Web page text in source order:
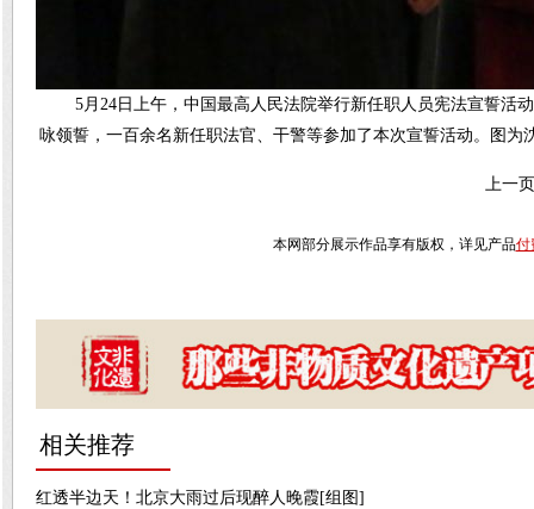
5月24日上午，中国最高人民法院举行新任职人员宪法宣誓活
咏领誓，一百余名新任职法官、干警等参加了本次宣誓活动。图
上一页
本网部分展示作品享有版权，详见产品付
相关推荐
红透半边天！北京大雨过后现醉人晚霞[组图]